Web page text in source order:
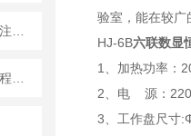
验室， 能在较广
HJ-6B六联数显
1、 加热功率：
2、电 源：
3、工作盘尺寸: